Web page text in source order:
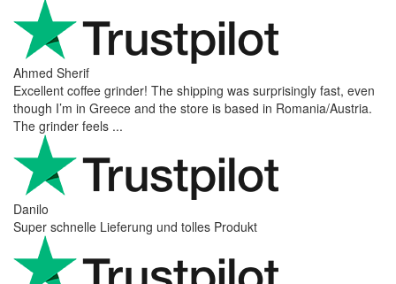
Ahmed Sherif
Excellent coffee grinder! The shipping was surprisingly fast, even
though I’m in Greece and the store is based in Romania/Austria.
The grinder feels ...
Danilo
Super schnelle Lieferung und tolles Produkt